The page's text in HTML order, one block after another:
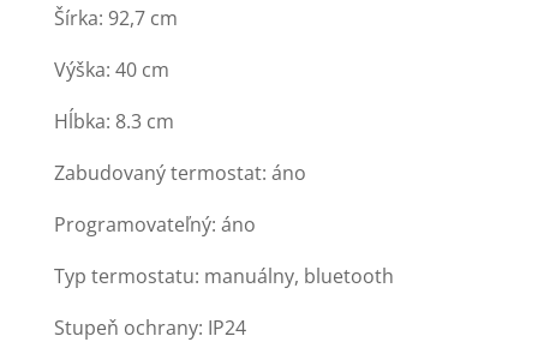
Šírka: 92,7 cm
Výška: 40 cm
Hĺbka: 8.3 cm
Zabudovaný termostat: áno
Programovateľný: áno
Typ termostatu: manuálny, bluetooth
Stupeň ochrany: IP24